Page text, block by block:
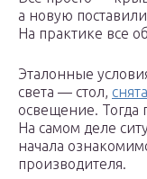
а новую
На практике все
Эталонные
света — стол,
освещение. Тогда
На самом деле
начала
производителя.